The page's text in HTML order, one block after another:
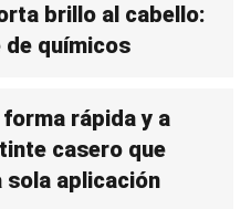
brillo al cabello:
químicos
rápida y a
casero que
sola aplicación